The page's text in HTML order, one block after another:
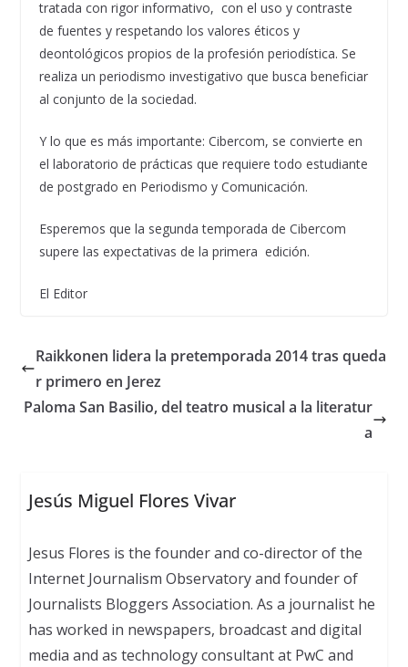
tratada con rigor informativo, con el uso y contraste
de fuentes y respetando los valores éticos y
deontológicos propios de la profesión periodística. Se
realiza un periodismo investigativo que busca beneficiar
al conjunto de la sociedad.
Y lo que es más importante: Cibercom, se convierte en
el laboratorio de prácticas que requiere todo estudiante
de postgrado en Periodismo y Comunicación.
Esperemos que la segunda temporada de Cibercom
supere las expectativas de la primera edición.
El Editor
Raikkonen lidera la pretemporada 2014 tras queda
r primero en Jerez
Paloma San Basilio, del teatro musical a la literatur
a
Jesús Miguel Flores Vivar
Jesus Flores is the founder and co-director of the
Internet Journalism Observatory and founder of
Journalists Bloggers Association. As a journalist he
has worked in newspapers, broadcast and digital
media and as technology consultant at PwC and